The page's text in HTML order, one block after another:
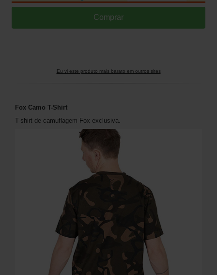
Eu vi este produto mais barato em outros sites
Fox Camo T-Shirt
T-shirt de camuflagem Fox exclusiva.